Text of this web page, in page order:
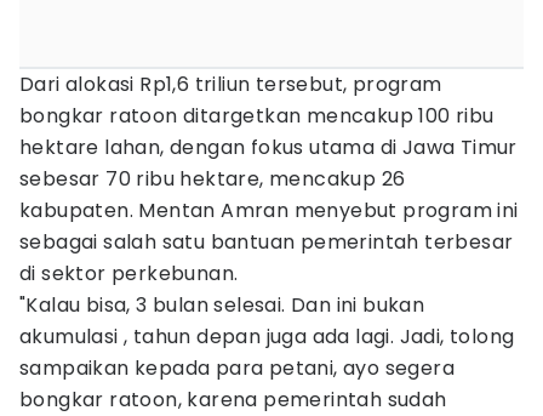
Dari alokasi Rp1,6 triliun tersebut, program
bongkar ratoon ditargetkan mencakup 100 ribu
hektare lahan, dengan fokus utama di Jawa Timur
sebesar 70 ribu hektare, mencakup 26
kabupaten. Mentan Amran menyebut program ini
sebagai salah satu bantuan pemerintah terbesar
di sektor perkebunan.
"Kalau bisa, 3 bulan selesai. Dan ini bukan
akumulasi , tahun depan juga ada lagi. Jadi, tolong
sampaikan kepada para petani, ayo segera
bongkar ratoon, karena pemerintah sudah